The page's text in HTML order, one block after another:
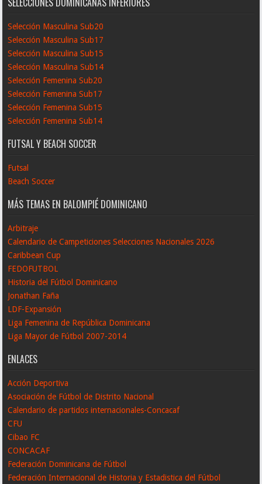
Selección Masculina Sub20
Selección Masculina Sub17
Selección Masculina Sub15
Selección Masculina Sub14
Selección Femenina Sub20
Selección Femenina Sub17
Selección Femenina Sub15
Selección Femenina Sub14
FUTSAL Y BEACH SOCCER
Futsal
Beach Soccer
MÁS TEMAS EN BALOMPIÉ DOMINICANO
Arbitraje
Calendario de Campeticiones Selecciones Nacionales 2026
Caribbean Cup
FEDOFUTBOL
Historia del Fútbol Dominicano
Jonathan Faña
LDF-Expansión
Liga Femenina de República Dominicana
Liga Mayor de Fútbol 2007-2014
ENLACES
Acción Deportiva
Asociación de Fútbol de Distrito Nacional
Calendario de partidos internacionales-Concacaf
CFU
Cibao FC
CONCACAF
Federación Dominicana de Fútbol
Federación Internacional de Historia y Estadistica del Fútbol